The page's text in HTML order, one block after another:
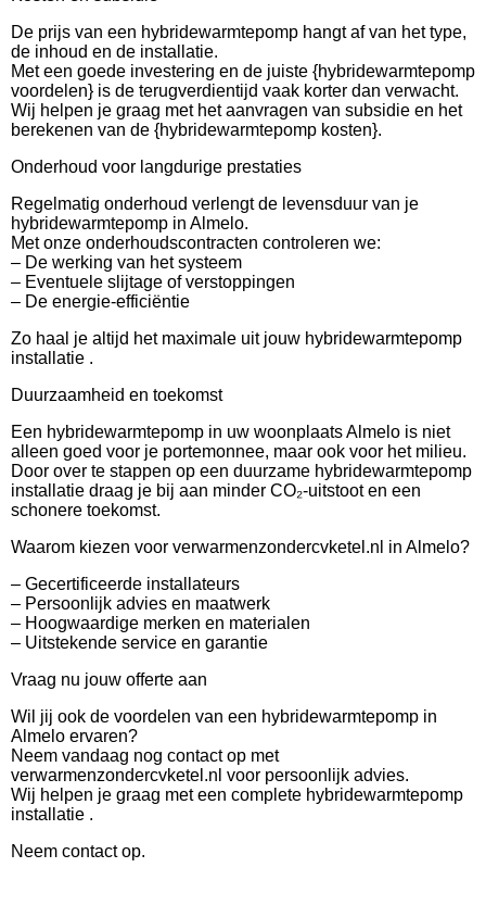
De prijs van een hybridewarmtepomp hangt af van het type,
de inhoud en de installatie.
Met een goede investering en de juiste {hybridewarmtepomp
voordelen} is de terugverdientijd vaak korter dan verwacht.
Wij helpen je graag met het aanvragen van subsidie en het
berekenen van de {hybridewarmtepomp kosten}.
Onderhoud voor langdurige prestaties
Regelmatig onderhoud verlengt de levensduur van je
hybridewarmtepomp in Almelo.
Met onze onderhoudscontracten controleren we:
– De werking van het systeem
– Eventuele slijtage of verstoppingen
– De energie-efficiëntie
Zo haal je altijd het maximale uit jouw hybridewarmtepomp
installatie .
Duurzaamheid en toekomst
Een hybridewarmtepomp in uw woonplaats Almelo is niet
alleen goed voor je portemonnee, maar ook voor het milieu.
Door over te stappen op een duurzame hybridewarmtepomp
installatie draag je bij aan minder CO₂-uitstoot en een
schonere toekomst.
Waarom kiezen voor verwarmenzondercvketel.nl in Almelo?
– Gecertificeerde installateurs
– Persoonlijk advies en maatwerk
– Hoogwaardige merken en materialen
– Uitstekende service en garantie
Vraag nu jouw offerte aan
Wil jij ook de voordelen van een hybridewarmtepomp in
Almelo ervaren?
Neem vandaag nog contact op met
verwarmenzondercvketel.nl voor persoonlijk advies.
Wij helpen je graag met een complete hybridewarmtepomp
installatie .
Neem contact op.